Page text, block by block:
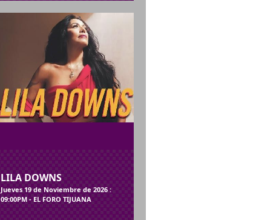
LILA DOWNS
Jueves 19 de Noviembre de 2026 :
09:00PM - EL FORO TIJUANA